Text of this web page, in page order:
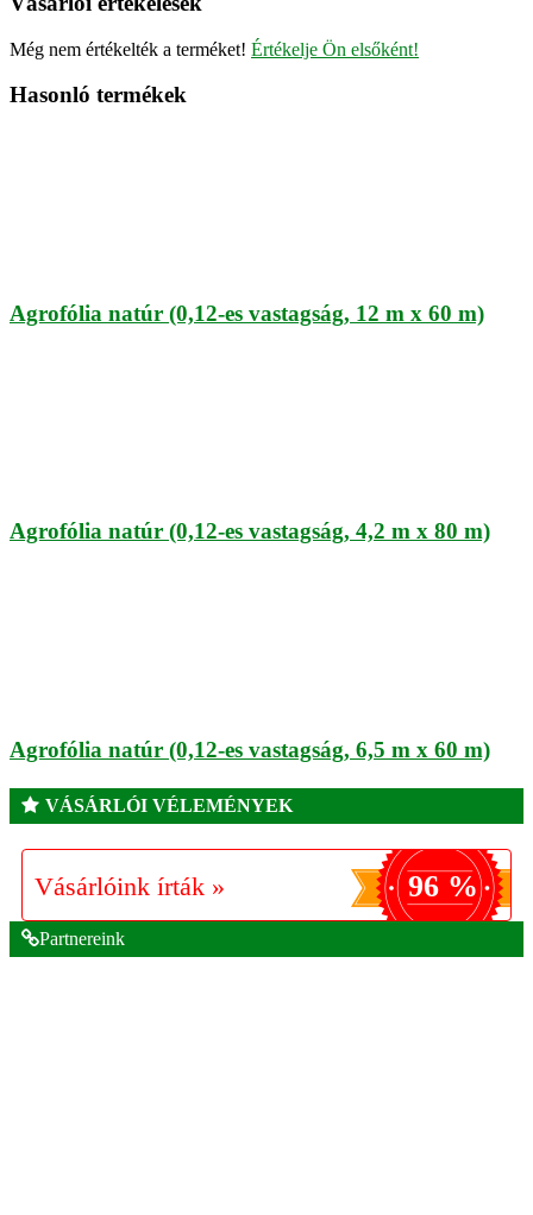
Még nem értékelték a terméket! Értékelje Ön elsőként!
Hasonló termékek
Agrofólia natúr (0,12-es vastagság, 12 m x 60 m)
Agrofólia natúr (0,12-es vastagság, 4,2 m x 80 m)
Agrofólia natúr (0,12-es vastagság, 6,5 m x 60 m)
VÁSÁRLÓI VÉLEMÉNYEK
Vásárlóink írták » 96 %
Partnereink